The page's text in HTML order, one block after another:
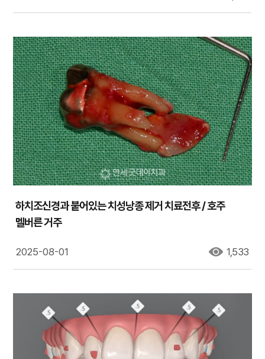
하치조신경과 붙어있는 치성낭종 제거 치료전후 / 호주
멜버른 거주
2025-08-01 1,533